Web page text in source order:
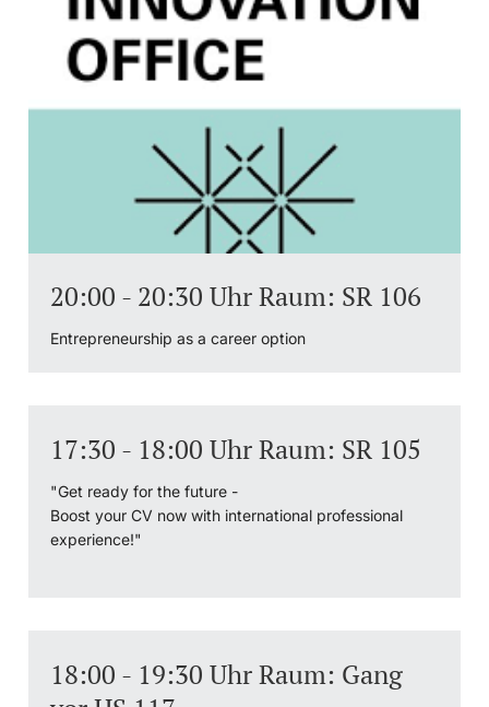
20:00 - 20:30 Uhr Raum: SR 106
Entrepreneurship as a career option
17:30 - 18:00 Uhr Raum: SR 105
"Get ready for the future -
Boost your CV now with international professional
experience!"
18:00 - 19:30 Uhr Raum: Gang